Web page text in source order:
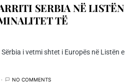
SERBIA NË LISTËN
TË
i vetmi shtet i Europës në Listën e
NO COMMENTS